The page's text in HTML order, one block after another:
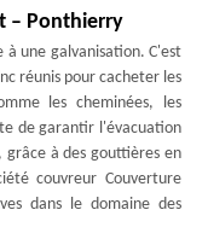
– Ponthierry
une galvanisation. C'est
réunis pour cacheter les
les cheminées, les
de garantir l'évacuation
à des gouttières en
couvreur Couverture
dans le domaine des